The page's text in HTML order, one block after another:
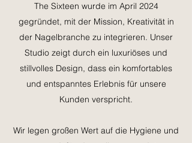
The Sixteen wurde im April 2024
gegründet, mit der Mission, Kreativität in
der Nagelbranche zu integrieren. Unser
Studio zeigt durch ein luxuriöses und
stillvolles Design, dass ein komfortables
und entspanntes Erlebnis für unsere
Kunden verspricht.
Wir legen großen Wert auf die Hygiene und